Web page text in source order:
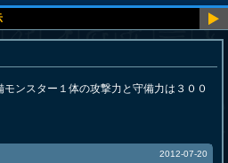
ンスター１体の攻撃力と守備力は３００
2012-07-20